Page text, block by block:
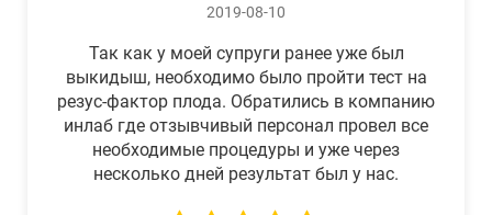
2019-08-10
Так как у моей супруги ранее уже был
выкидыш, необходимо было пройти тест на
резус-фактор плода. Обратились в компанию
инлаб где отзывчивый персонал провел все
необходимые процедуры и уже через
несколько дней результат был у нас.